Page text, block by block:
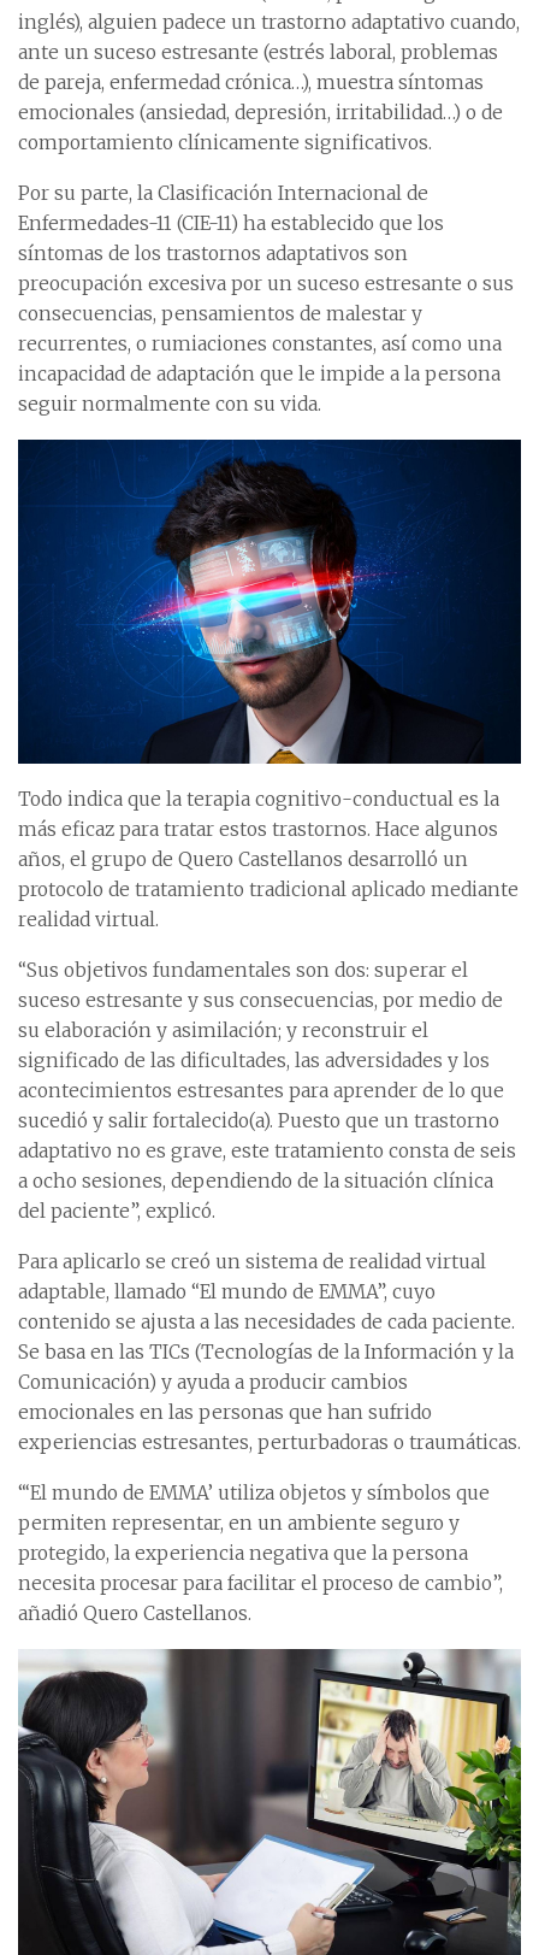
inglés), alguien padece un trastorno adaptativo cuando,
ante un suceso estresante (estrés laboral, problemas
de pareja, enfermedad crónica…), muestra síntomas
emocionales (ansiedad, depresión, irritabilidad…) o de
comportamiento clínicamente significativos.
Por su parte, la Clasificación Internacional de
Enfermedades-11 (CIE-11) ha establecido que los
síntomas de los trastornos adaptativos son
preocupación excesiva por un suceso estresante o sus
consecuencias, pensamientos de malestar y
recurrentes, o rumiaciones constantes, así como una
incapacidad de adaptación que le impide a la persona
seguir normalmente con su vida.
Todo indica que la terapia cognitivo-conductual es la
más eficaz para tratar estos trastornos. Hace algunos
años, el grupo de Quero Castellanos desarrolló un
protocolo de tratamiento tradicional aplicado mediante
realidad virtual.
“Sus objetivos fundamentales son dos: superar el
suceso estresante y sus consecuencias, por medio de
su elaboración y asimilación; y reconstruir el
significado de las dificultades, las adversidades y los
acontecimientos estresantes para aprender de lo que
sucedió y salir fortalecido(a). Puesto que un trastorno
adaptativo no es grave, este tratamiento consta de seis
a ocho sesiones, dependiendo de la situación clínica
del paciente”, explicó.
Para aplicarlo se creó un sistema de realidad virtual
adaptable, llamado “El mundo de EMMA”, cuyo
contenido se ajusta a las necesidades de cada paciente.
Se basa en las TICs (Tecnologías de la Información y la
Comunicación) y ayuda a producir cambios
emocionales en las personas que han sufrido
experiencias estresantes, perturbadoras o traumáticas.
“‘El mundo de EMMA’ utiliza objetos y símbolos que
permiten representar, en un ambiente seguro y
protegido, la experiencia negativa que la persona
necesita procesar para facilitar el proceso de cambio”,
añadió Quero Castellanos.